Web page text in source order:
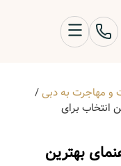
و مهاجرت به دبی/
انتخاب برای
بهترین